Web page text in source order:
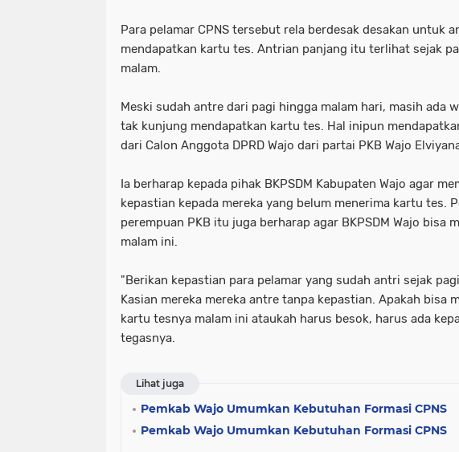
Para pelamar CPNS tersebut rela berdesak desakan untuk
mendapatkan kartu tes. Antrian panjang itu terlihat sejak
malam.
Meski sudah antre dari pagi hingga malam hari, masih ada
tak kunjung mendapatkan kartu tes. Hal inipun
dari Calon Anggota DPRD Wajo dari partai PKB Wajo
Ia berharap kepada pihak BKPSDM Kabupaten Wajo agar
kepastian kepada mereka yang belum menerima kartu tes.
perempuan PKB itu juga berharap agar BKPSDM Wajo bisa
malam ini.
"Berikan kepastian para pelamar yang sudah antri sejak
Kasian mereka mereka antre tanpa kepastian. Apakah bisa
kartu tesnya malam ini ataukah harus besok, harus ada
tegasnya.
Lihat juga
Pemkab Wajo Umumkan Kebutuhan Formasi CPNS
Pemkab Wajo Umumkan Kebutuhan Formasi CPNS